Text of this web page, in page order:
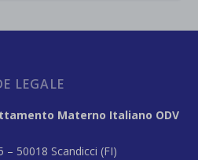
LEGALE
Materno Italiano ODV
– 50018 Scandicci (FI)